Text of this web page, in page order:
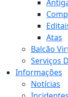
Atas
Balcão
Serviços
Informações
Notícias